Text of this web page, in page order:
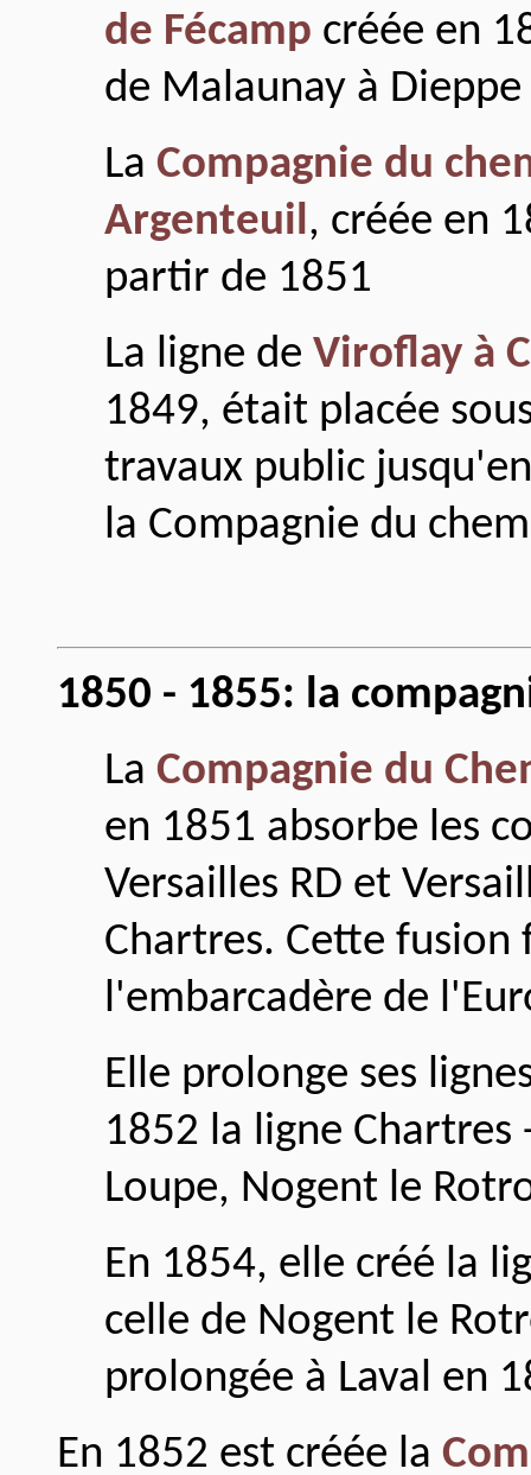
de Fécamp créée en
de Malaunay à
La Compagnie du
Argenteuil, créée en
partir de 1851
La ligne de Viroflay à
1849, était placée
travaux public
la Compagnie du
1850 - 1855: la
La Compagnie du
en 1851 absorbe les
Versailles RD et
Chartres. Cette
l'embarcadère de
Elle prolonge ses
1852 la ligne Chartres
Loupe, Nogent le
En 1854, elle créé la
celle de Nogent le
prolongée à Laval en
En 1852 est créée la